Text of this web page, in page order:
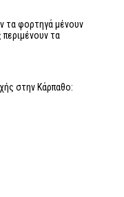
τα φορτηγά μένουν
τα
στην Κάρπαθο: